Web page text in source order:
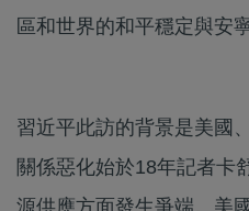
區和世界的和平穩定與安寧
習近平此訪的背景是美國
關係惡化始於18年記者卡